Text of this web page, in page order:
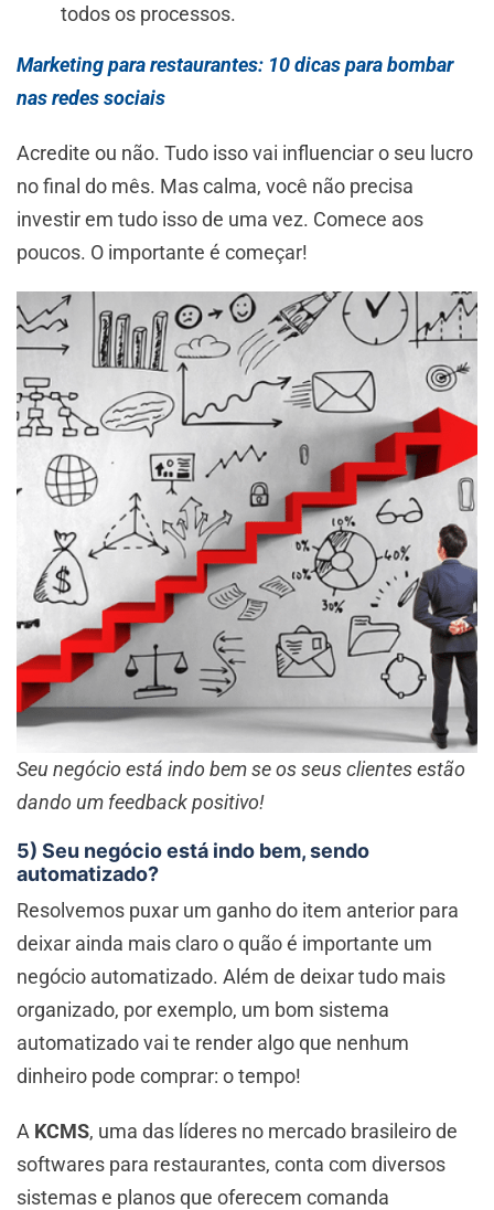
todos os processos.
Marketing para restaurantes: 10 dicas para bombar
nas redes sociais
Acredite ou não. Tudo isso vai influenciar o seu lucro
no final do mês. Mas calma, você não precisa
investir em tudo isso de uma vez. Comece aos
poucos. O importante é começar!
Seu negócio está indo bem se os seus clientes estão
dando um feedback positivo!
5) Seu negócio está indo bem, sendo
automatizado?
Resolvemos puxar um ganho do item anterior para
deixar ainda mais claro o quão é importante um
negócio automatizado. Além de deixar tudo mais
organizado, por exemplo, um bom sistema
automatizado vai te render algo que nenhum
dinheiro pode comprar: o tempo!
A KCMS, uma das líderes no mercado brasileiro de
softwares para restaurantes, conta com diversos
sistemas e planos que oferecem comanda